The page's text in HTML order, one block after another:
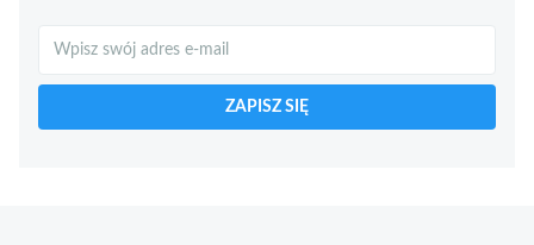
ZAPISZ SIĘ